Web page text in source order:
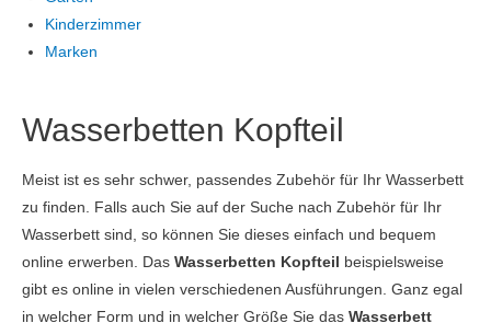
Kinderzimmer
Marken
Wasserbetten Kopfteil
Meist ist es sehr schwer, passendes Zubehör für Ihr Wasserbett
zu finden. Falls auch Sie auf der Suche nach Zubehör für Ihr
Wasserbett sind, so können Sie dieses einfach und bequem
online erwerben. Das Wasserbetten Kopfteil
beispielsweise
gibt es online in vielen verschiedenen Ausführungen. Ganz egal
in welcher Form und in welcher Größe Sie das Wasserbett